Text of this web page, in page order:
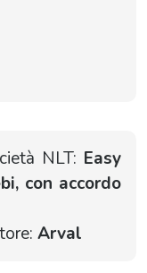
NLT: Easy
con accordo
Arval